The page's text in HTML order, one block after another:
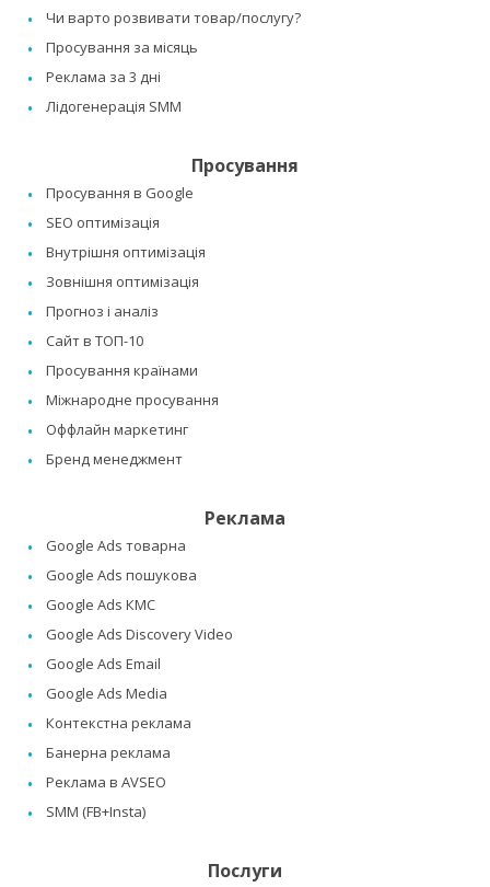
Чи варто розвивати товар/послугу?
Просування за місяць
Реклама за 3 дні
Лідогенерація SMM
Просування
Просування в Google
SEO оптимізація
Внутрішня оптимізація
Зовнішня оптимізація
Прогноз і аналіз
Сайт в ТОП-10
Просування країнами
Міжнародне просування
Оффлайн маркетинг
Бренд менеджмент
Реклама
Google Ads товарна
Google Ads пошукова
Google Ads КМС
Google Ads Discovery Video
Google Ads Email
Google Ads Media
Контекстна реклама
Банерна реклама
Реклама в AVSEO
SMM (FB+Insta)
Послуги